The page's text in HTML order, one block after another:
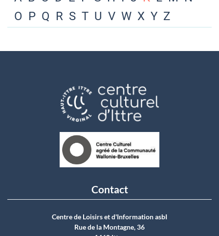
O P Q R S T U V W X Y Z
Contact
Centre de Loisirs et d'Information asbI
Rue de la Montagne, 36